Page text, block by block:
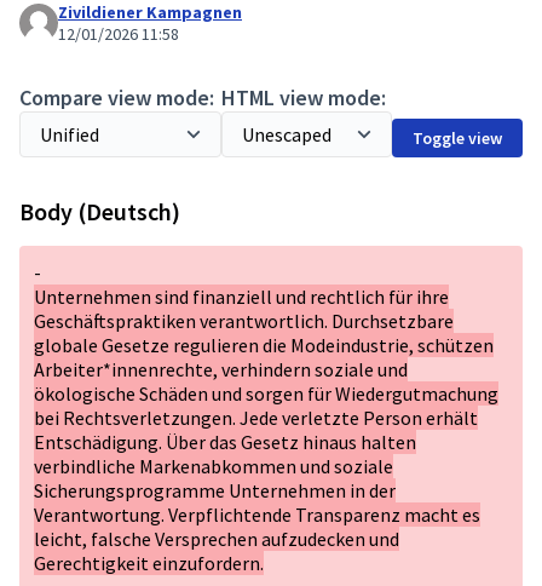
Zivildiener Kampagnen
12/01/2026 11:58
Compare view mode: HTML view mode:
Toggle view
Body (Deutsch)
-
Unternehmen sind finanziell und rechtlich für ihre
Geschäftspraktiken verantwortlich. Durchsetzbare
globale Gesetze regulieren die Modeindustrie, schützen
Arbeiter*innenrechte, verhindern soziale und
ökologische Schäden und sorgen für Wiedergutmachung
bei Rechtsverletzungen. Jede verletzte Person erhält
Entschädigung. Über das Gesetz hinaus halten
verbindliche Markenabkommen und soziale
Sicherungsprogramme Unternehmen in der
Verantwortung. Verpflichtende Transparenz macht es
leicht, falsche Versprechen aufzudecken und
Gerechtigkeit einzufordern.